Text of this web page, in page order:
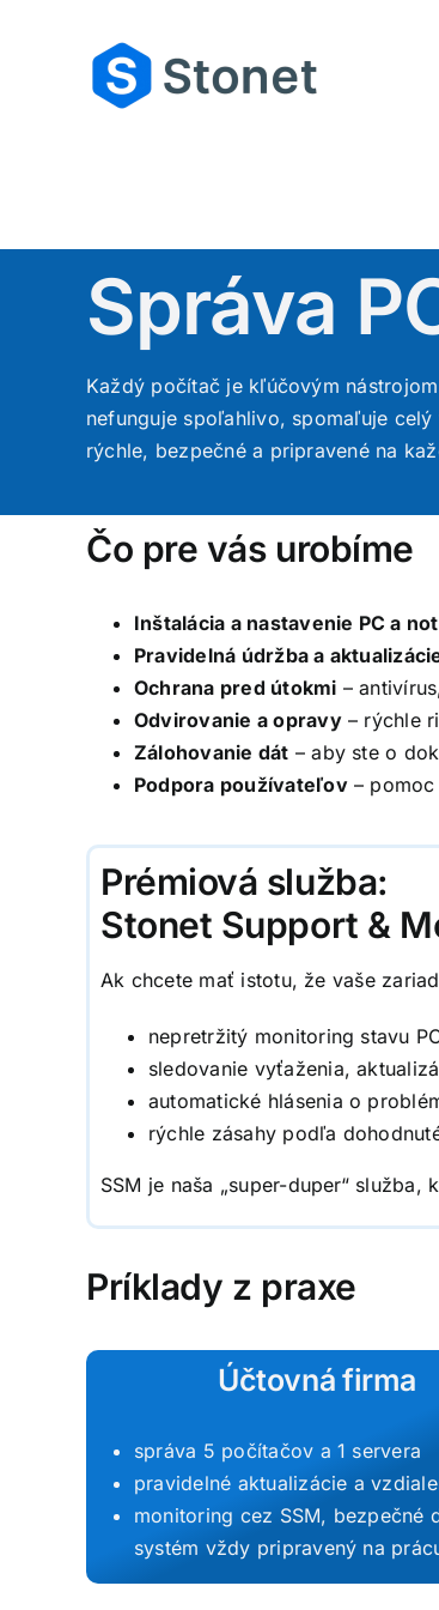
Správa
Každý počítač je kľúčovým
nefunguje spoľahlivo, spomaľuje
rýchle, bezpečné a pripravené na
Čo pre vás urobíme
Inštalácia a nastavenie PC a
Pravidelná údržba a
Ochrana pred útokmi –
Odvirovanie a opravy– rýchle
Zálohovanie dát – aby ste o
Podpora používateľov– pomoc
Prémiová služba:
Stonet Support &
Ak chcete mať istotu, že vaše
nepretržitý monitoring stavu
sledovanie vyťaženia,
automatické hlásenia o
rýchle zásahy podľa
SSM je naša „super-duper“
Príklady z praxe
Účtovná firma
správa 5 počítačov a 1 servera
pravidelné aktualizácie a
monitoring cez SSM, bezpečné
systém vždy pripravený na